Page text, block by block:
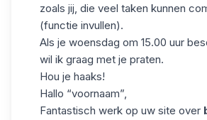
zoals jij, die veel taken kunnen
(functie invullen).
Als je woensdag om 15.00 uur
wil ik graag met je praten.
Hou je haaks!
Hallo “voornaam”,
Fantastisch werk op uw site over